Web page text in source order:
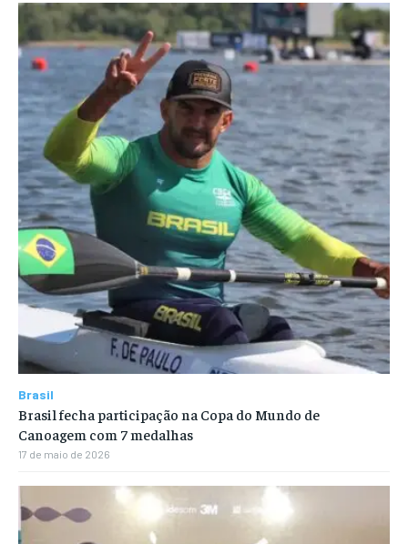
Brasil
Brasil fecha participação na Copa do Mundo de
Canoagem com 7 medalhas
17 de maio de 2026